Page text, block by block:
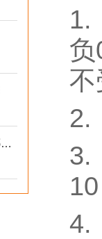
阀门一般在哪？常见的应用场景有哪些？
1.
2.
3.
4.